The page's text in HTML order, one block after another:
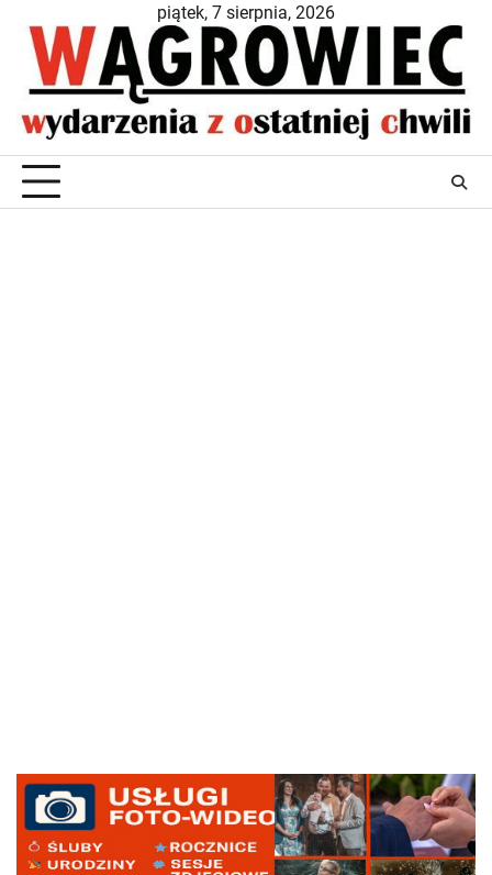
content
piątek, 7 sierpnia, 2026